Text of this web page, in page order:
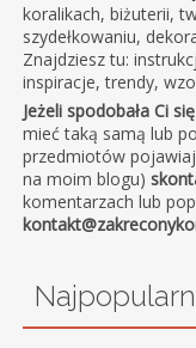
koralikach, biżuterii,
szydełkowaniu,
Znajdziesz tu:
inspiracje, trendy,
Jeżeli spodobała Ci
mieć taką samą lub
przedmiotów
na moim blogu)
komentarzach lub